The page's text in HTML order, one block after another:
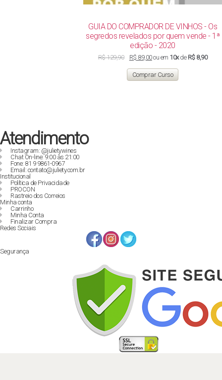
GUIA DO COMPRADOR DE VINHOS - Os
segredos revelados por quem vende - 1ª
edição - 2020
R$129,90
original
era:
R$ 129,90.
R$ 89,00O
atual
é:
R$ 89,00.
ou em 10xde R$ 8,90
Comprar Curso
Atendimento
Instagram: @julietywines
Chat On-line: 9:00 às 21:00
Fone: 81 9 9861-0967
Email: contato@juliety.com.br
Institucional
Política de Privacidade
PROCON
Rastreio dos Correios
Minha conta
Carrinho
Minha Conta
Finalizar Compra
Redes Sociais
Segurança